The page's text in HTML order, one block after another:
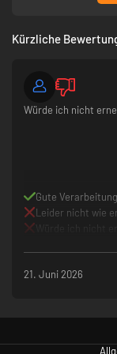
Schnuckliger
Razer Chroma
Kürzliche
Würde ich nicht
Gute
Leider nicht wie
21. Juni 2026